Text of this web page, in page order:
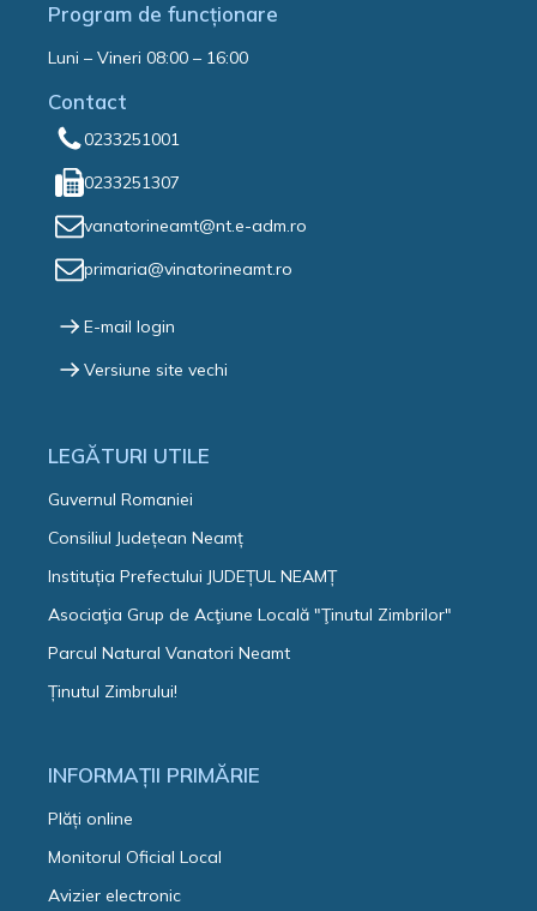
Program de funcționare
Luni – Vineri 08:00 – 16:00
Contact
0233251001
0233251307
vanatorineamt@nt.e-adm.ro
primaria@vinatorineamt.ro
E-mail login
Versiune site vechi
LEGĂTURI UTILE
Guvernul Romaniei
Consiliul Județean Neamț
Instituția Prefectului JUDEȚUL NEAMȚ
Asociaţia Grup de Acţiune Locală "Ţinutul Zimbrilor"
Parcul Natural Vanatori Neamt
Ținutul Zimbrului!
INFORMAȚII PRIMĂRIE
Plăți online
Monitorul Oficial Local
Avizier electronic